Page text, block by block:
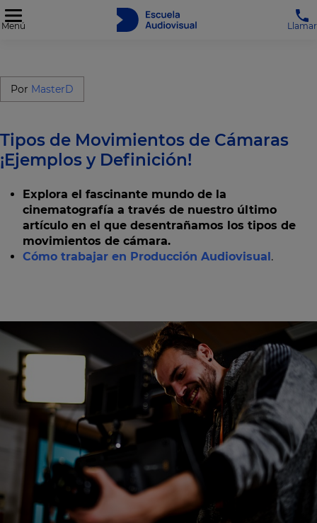
Menú Llamar
Por MasterD
Tipos de Movimientos de Cámaras
¡Ejemplos y Definición!
Explora el fascinante mundo de la
cinematografía a través de nuestro último
artículo en el que desentrañamos los tipos de
movimientos de cámara.
Cómo trabajar en Producción Audiovisual.